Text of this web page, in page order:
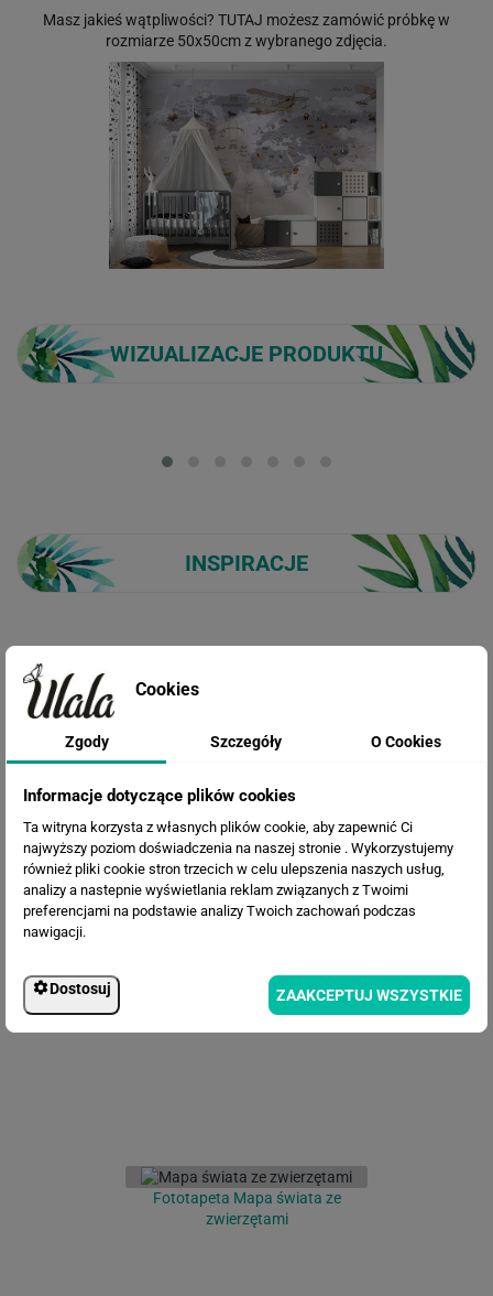
Masz jakieś wątpliwości? TUTAJ możesz zamówić próbkę w
rozmiarze 50x50cm z wybranego zdjęcia.
WIZUALIZACJE PRODUKTU
INSPIRACJE
Fototapeta Mapa Świata
Fototapeta Mapa świata ze
zwierzętami
Cookies
Zgody Szczegóły O Cookies
Informacje dotyczące plików cookies
Ta witryna korzysta z własnych plików cookie, aby zapewnić Ci
najwyższy poziom doświadczenia na naszej stronie . Wykorzystujemy
również pliki cookie stron trzecich w celu ulepszenia naszych usług,
analizy a nastepnie wyświetlania reklam związanych z Twoimi
preferencjami na podstawie analizy Twoich zachowań podczas
nawigacji.
Dostosuj ZAAKCEPTUJ WSZYSTKIE